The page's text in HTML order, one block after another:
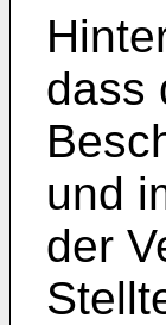
dass
und
der